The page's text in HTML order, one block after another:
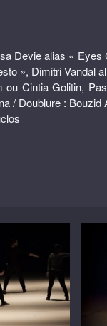
Devie alias «
», Dimitri Vandal
ou Cintia Golitin,
/ Doublure : Bouzid